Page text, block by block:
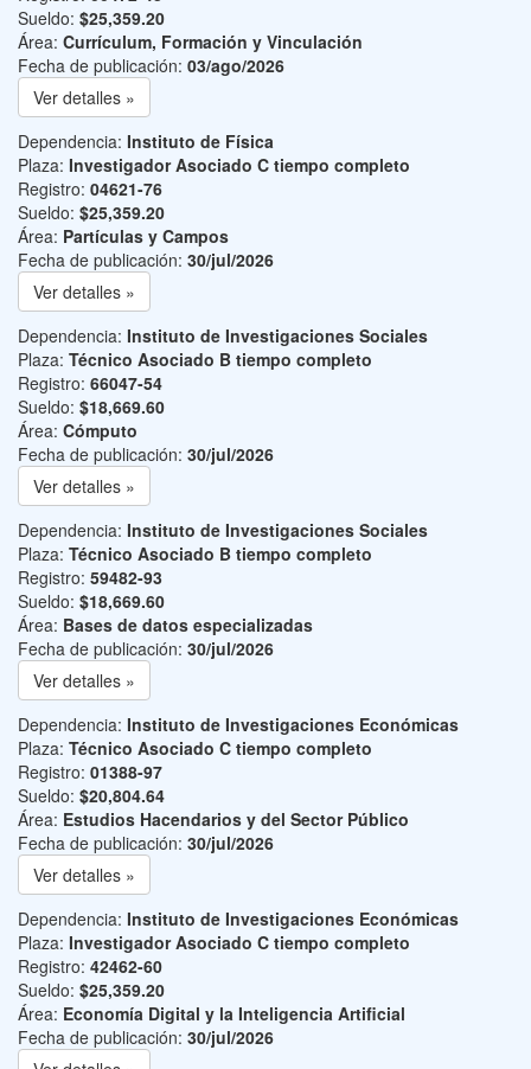
Sueldo: $25,359.20
Área: Currículum, Formación y Vinculación
Fecha de publicación: 03/ago/2026
Ver detalles »
Dependencia: Instituto de Física
Plaza: Investigador Asociado C tiempo completo
Registro: 04621-76
Sueldo: $25,359.20
Área: Partículas y Campos
Fecha de publicación: 30/jul/2026
Ver detalles »
Dependencia: Instituto de Investigaciones Sociales
Plaza: Técnico Asociado B tiempo completo
Registro: 66047-54
Sueldo: $18,669.60
Área: Cómputo
Fecha de publicación: 30/jul/2026
Ver detalles »
Dependencia: Instituto de Investigaciones Sociales
Plaza: Técnico Asociado B tiempo completo
Registro: 59482-93
Sueldo: $18,669.60
Área: Bases de datos especializadas
Fecha de publicación: 30/jul/2026
Ver detalles »
Dependencia: Instituto de Investigaciones Económicas
Plaza: Técnico Asociado C tiempo completo
Registro: 01388-97
Sueldo: $20,804.64
Área: Estudios Hacendarios y del Sector Público
Fecha de publicación: 30/jul/2026
Ver detalles »
Dependencia: Instituto de Investigaciones Económicas
Plaza: Investigador Asociado C tiempo completo
Registro: 42462-60
Sueldo: $25,359.20
Área: Economía Digital y la Inteligencia Artificial
Fecha de publicación: 30/jul/2026